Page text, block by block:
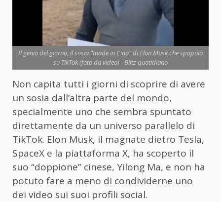
Il genio del giorno, il sosia "made in Cina" di Elon Musk che spopola
su TikTok (foto da video) - Blitz quotidiano
Non capita tutti i giorni di scoprire di avere
un sosia dall’altra parte del mondo,
specialmente uno che sembra spuntato
direttamente da un universo parallelo di
TikTok. Elon Musk, il magnate dietro Tesla,
SpaceX e la piattaforma X, ha scoperto il
suo “doppione” cinese, Yilong Ma, e non ha
potuto fare a meno di condividerne uno
dei video sui suoi profili social.